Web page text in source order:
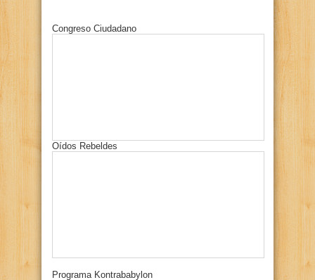
Congreso Ciudadano
Oídos Rebeldes
Programa Kontrababylon